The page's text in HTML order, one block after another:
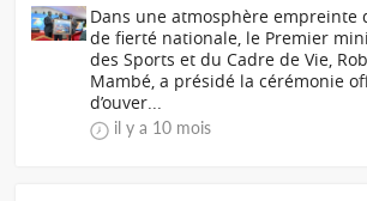
Dans une atmosphère empreinte
de fierté nationale, le Premier
des Sports et du Cadre de Vie,
Mambé, a présidé la cérémonie
d’ouver...
il y a 10 mois